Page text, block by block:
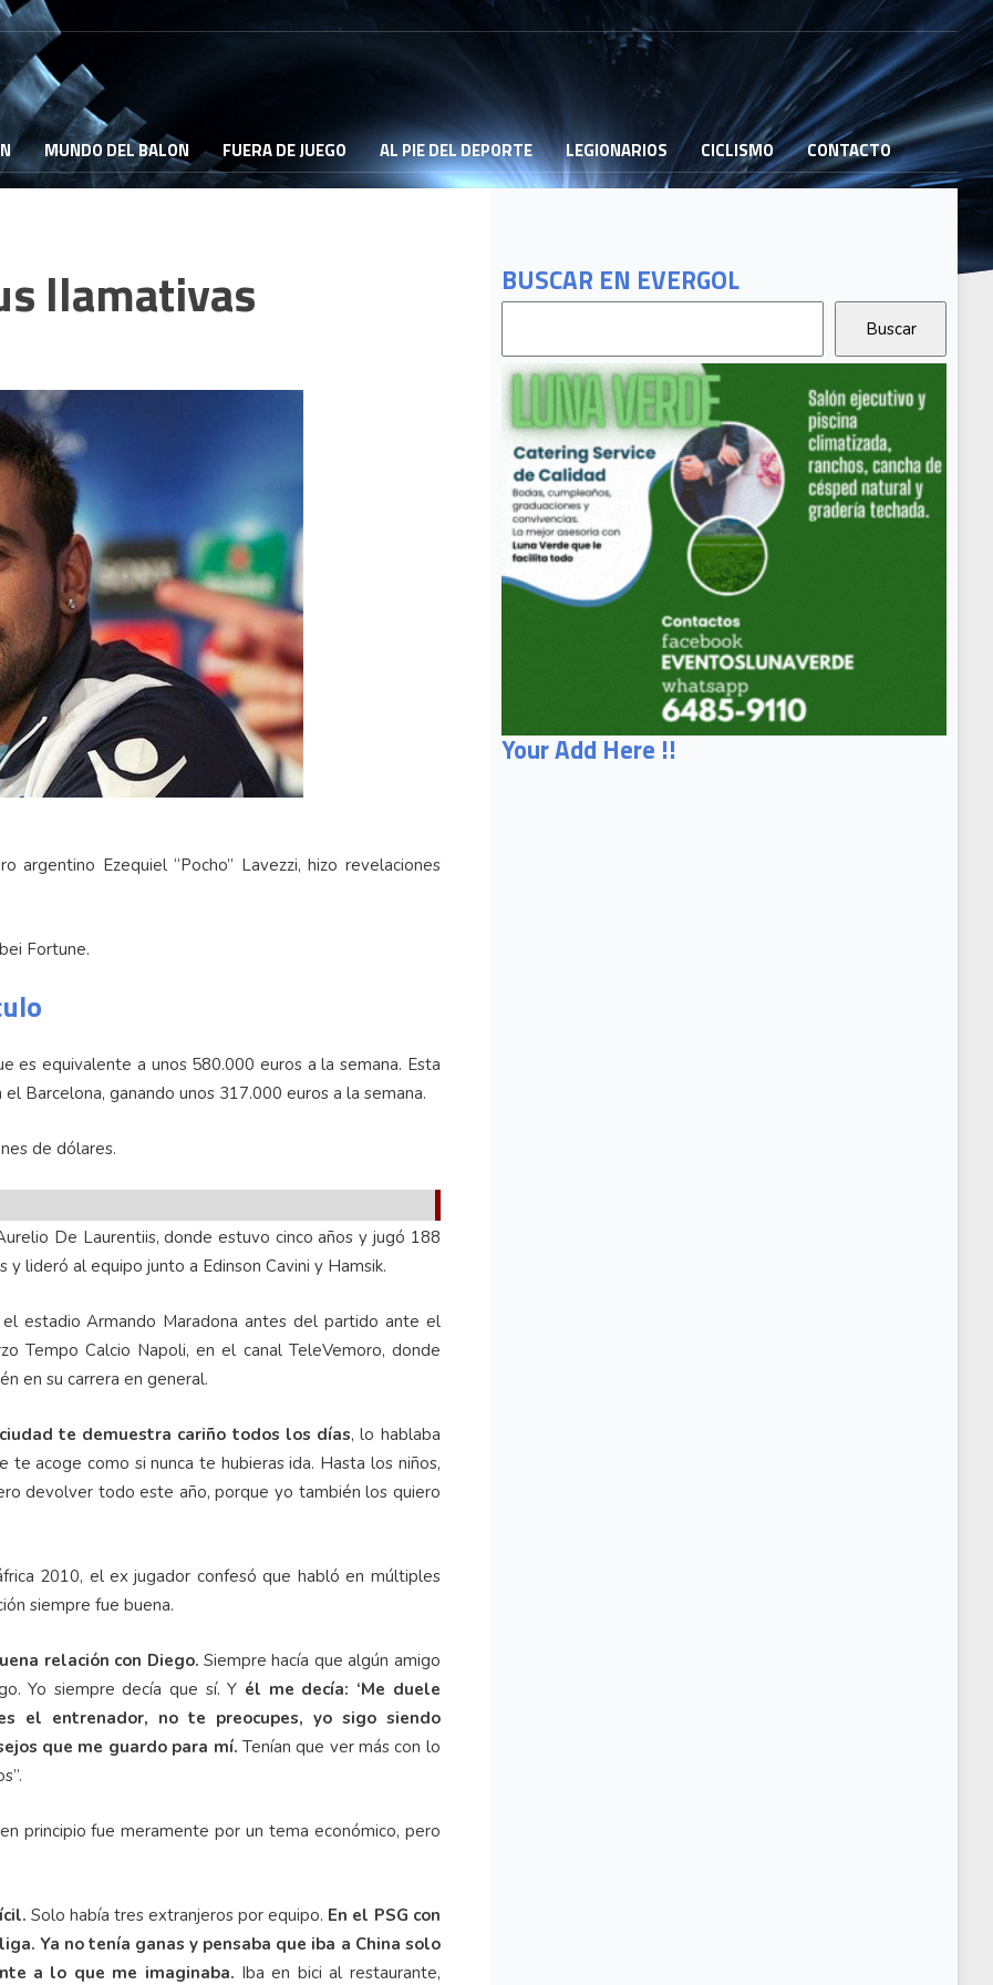
MUNDO DEL BALON FUERA DE JUEGO AL PIE DEL DEPORTE LEGIONARIOS CICLISMO CONTACTO
BUSCAR EN EVERGOL
Your Add Here !!
llamativas
Ezequiel “Pocho” Lavezzi, hizo revelaciones
Fortune.
es equivalente a unos 580.000 euros a la semana. Esta
Barcelona, ganando unos 317.000 euros a la semana.
de dólares.
De Laurentiis, donde estuvo cinco años y jugó 188
lideró al equipo junto a Edinson Cavini y Hamsik.
estadio Armando Maradona antes del partido ante el
Tempo Calcio Napoli, en el canal TeleVemoro, donde
en su carrera en general.
te demuestra cariño todos los días, lo hablaba
acoge como si nunca te hubieras ida. Hasta los niños,
devolver todo este año, porque yo también los quiero
2010, el ex jugador confesó que habló en múltiples
siempre fue buena.
relación con Diego. Siempre hacía que algún amigo
Yo siempre decía que sí. Y él me decía: ‘Me duele
el entrenador, no te preocupes, yo sigo siendo
que me guardo para mí. Tenían que ver más con lo
principio fue meramente por un tema económico, pero
Solo había tres extranjeros por equipo. En el PSG con
Ya no tenía ganas y pensaba que iba a China solo
a lo que me imaginaba. Iba en bici al restaurante,